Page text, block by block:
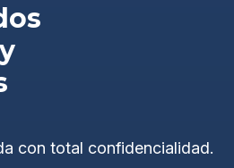
con total confidencialidad.